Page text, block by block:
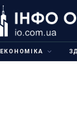
ЕКОНОМІКА